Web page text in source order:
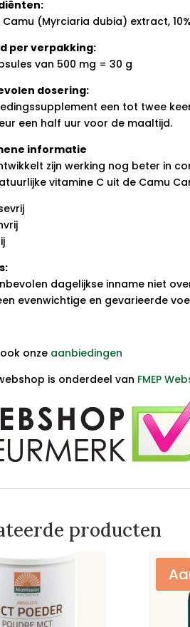
Camu (Myrciaria dubia) extract,
per verpakking:
van 500 mg = 30 g
dosering:
een tot twee
een half uur voor de maaltijd.
informatie
zijn werking nog beter in
vitamine C uit de Camu
dagelijkse inname niet
evenwichtige en gevarieerde
onze aanbiedingen
is onderdeel van FMEP
producten